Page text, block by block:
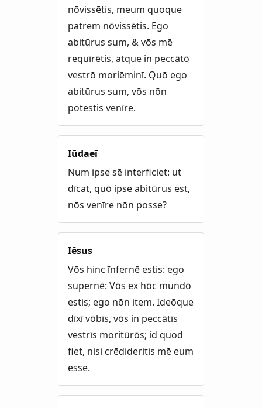
nōvissētis, meum quoque
patrem nōvissētis. Ego
abitūrus sum, & vōs mē
requīrētis, atque in peccātō
vestrō moriēminī. Quō ego
abitūrus sum, vōs nōn
potestis venīre.
Iūdaeī
Num ipse sē interficiet: ut
dīcat, quō ipse abitūrus est,
nōs venīre nōn posse?
Iēsus
Vōs hinc īnfernē estis: ego
supernē: Vōs ex hōc mundō
estis; ego nōn item. Ideōque
dīxī vōbīs, vōs in peccātīs
vestrīs moritūrōs; id quod
fiet, nisi crēdideritis mē eum
esse.